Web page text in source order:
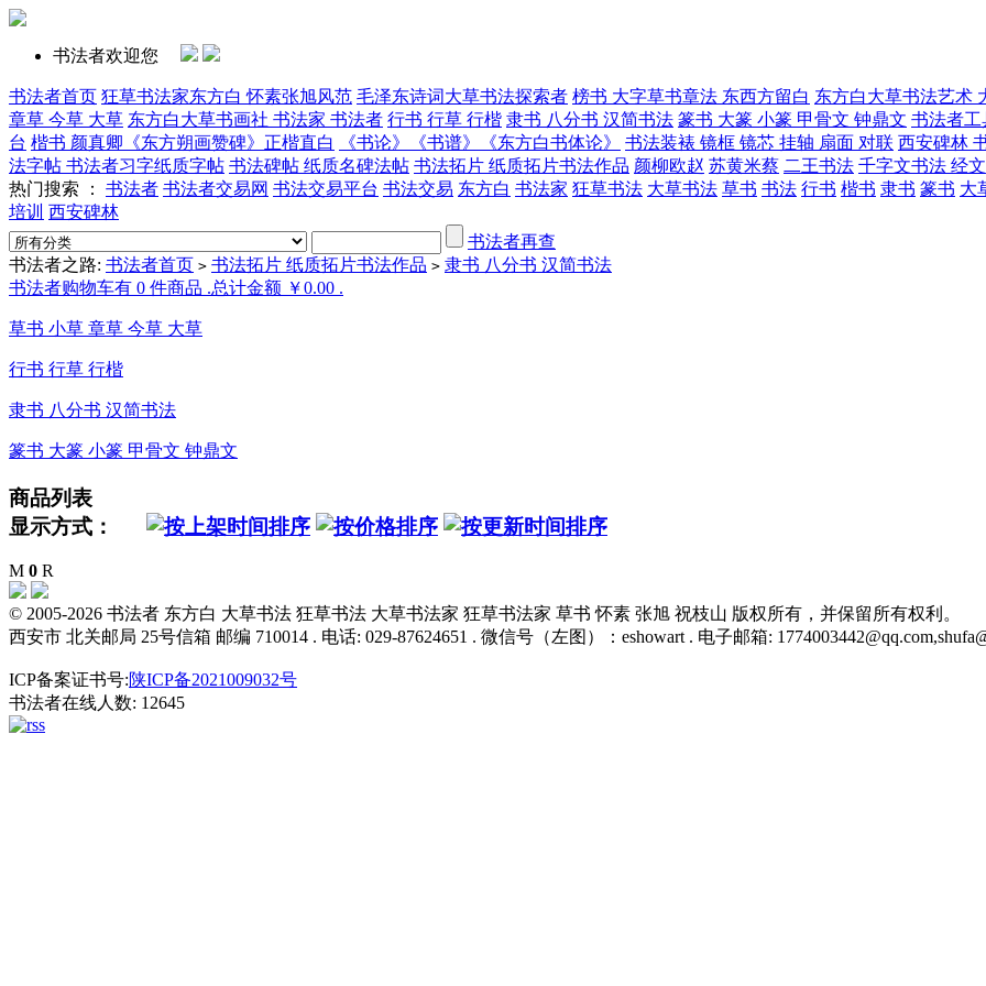
书法者欢迎您
书法者首页 狂草书法家东方白 怀素张旭风范 毛泽东诗词大草书法探索者 榜书 大字草书章法 东西方留白 东方白大草书法艺术
章草 今草 大草 东方白大草书画社 书法家 书法者 行书 行草 行楷 隶书 八分书 汉简书法 篆书 大篆 小篆 甲骨文 钟鼎文 书法者工
台 楷书 颜真卿《东方朔画赞碑》正楷直白 《书论》《书谱》《东方白书体论》 书法装裱 镜框 镜芯 挂轴 扇面 对联 西安碑林
法字帖 书法者习字纸质字帖 书法碑帖 纸质名碑法帖 书法拓片 纸质拓片书法作品 颜柳欧赵 苏黄米蔡 二王书法 千字文书法 经文
热门搜索 ： 书法者 书法者交易网 书法交易平台 书法交易 东方白 书法家 狂草书法 大草书法 草书 书法 行书 楷书 隶书 篆书 大
培训 西安碑林
书法者再查
书法者之路: 书法者首页 > 书法拓片 纸质拓片书法作品 > 隶书 八分书 汉简书法
书法者购物车有 0 件商品 .总计金额 ￥0.00 .
草书 小草 章草 今草 大草
行书 行草 行楷
隶书 八分书 汉简书法
篆书 大篆 小篆 甲骨文 钟鼎文
商品列表
显示方式：
M 0 R
© 2005-2026 书法者 东方白 大草书法 狂草书法 大草书法家 狂草书法家 草书 怀素 张旭 祝枝山 版权所有，并保留所有权利。
西安市 北关邮局 25号信箱 邮编 710014 . 电话: 029-87624651 . 微信号（左图）：eshowart . 电子邮箱:
ICP备案证书号:陕ICP备2021009032号
书法者在线人数: 12645